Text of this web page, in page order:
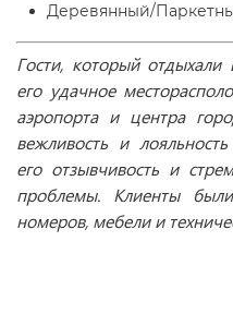
Деревянный/
Гости, который
его удачное
аэропорта и центра
вежливость и
его отзывчивость и
проблемы. Клиенты
номеров, мебели и